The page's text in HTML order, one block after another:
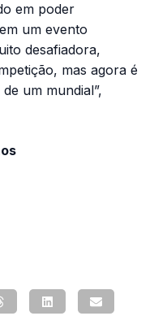
em poder
um evento
desafiadora,
mas agora é
um mundial”,